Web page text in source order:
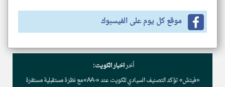
موقع كل يوم على الفيسبوك
أخراخبار الكويت:
«فيتش» تؤكد التصنيف السيادي للكويت عند «-AA» مع نظرة مستقبلية مستقرة